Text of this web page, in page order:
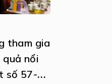
tham gia
nổi
số 57-